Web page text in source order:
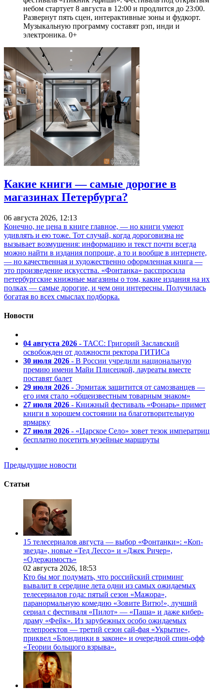
небом стартует 8 августа в 12:00 и продлится до 23:00.
Развернут пять сцен, интерактивные зоны и фудкорт.
Музыкальную программу составят рэп, инди и
электроника. 0+
Какие книги — самые дорогие в
магазинах Петербурга?
06 августа 2026, 12:13
Конечно, не цена в книге главное, — но книги умеют
удивлять и ею тоже. Тот случай, когда дороговизна не
вызывает возмущения: информацию и текст почти всегда
можно найти в издания попроще, а то и вообще в интернете,
— но качественная и художественно оформленная книга —
это произведение искусства. «Фонтанка» расспросила
петербургские книжные магазины о том, какие издания на их
полках — самые дорогие, и чем они интересны. Получилась
богатая во всех смыслах подборка.
Новости
04 августа 2026 - ТАСС: Григорий Заславский
освобожден от должности ректора ГИТИСа
30 июля 2026 - В России учредили национальную
премию имени Майи Плисецкой, лауреаты вместе
поставят балет
29 июля 2026 - Эрмитаж защитится от самозванцев —
его имя стало «общеизвестным товарным знаком»
27 июля 2026 - Книжный фестиваль «Фонарь» примет
книги в хорошем состоянии на благотворительную
ярмарку
27 июля 2026 - «Царское Село» зовет тезок императриц
бесплатно посетить музейные маршруты
Предыдущие новости
Статьи
15 телесериалов августа — выбор «Фонтанки»: «Коп-
звезда», новые «Тед Лессо» и «Джек Ричер»,
«Одержимость»
02 августа 2026, 18:53
Кто бы мог подумать, что российский стриминг
вывалит в середине лета одни из самых ожидаемых
телесериалов года: пятый сезон «Мажора»,
паранормальную комедию «Зовите Витю!», лучший
сериал с фестиваля «Пилот» — «Паша» и даже кибер-
драму «Фейк». Из зарубежных особо ожидаемых
телепроектов — третий сезон сай-фая «Укрытие»,
приквел «Блондинки в законе» и очередной спин-офф
«Теории большого взрыва».